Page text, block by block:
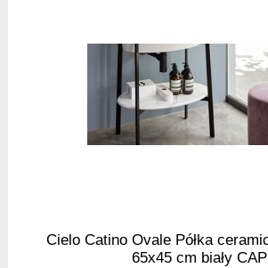
Cielo Catino Ovale Półka
65x45 cm biały